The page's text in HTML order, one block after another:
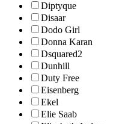
Diptyque
Disaar
Dodo Girl
Donna Karan
Dsquared2
Dunhill
Duty Free
Eisenberg
Ekel
Elie Saab